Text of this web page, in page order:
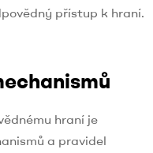
přístup k hraní.
hraní je
a pravidel